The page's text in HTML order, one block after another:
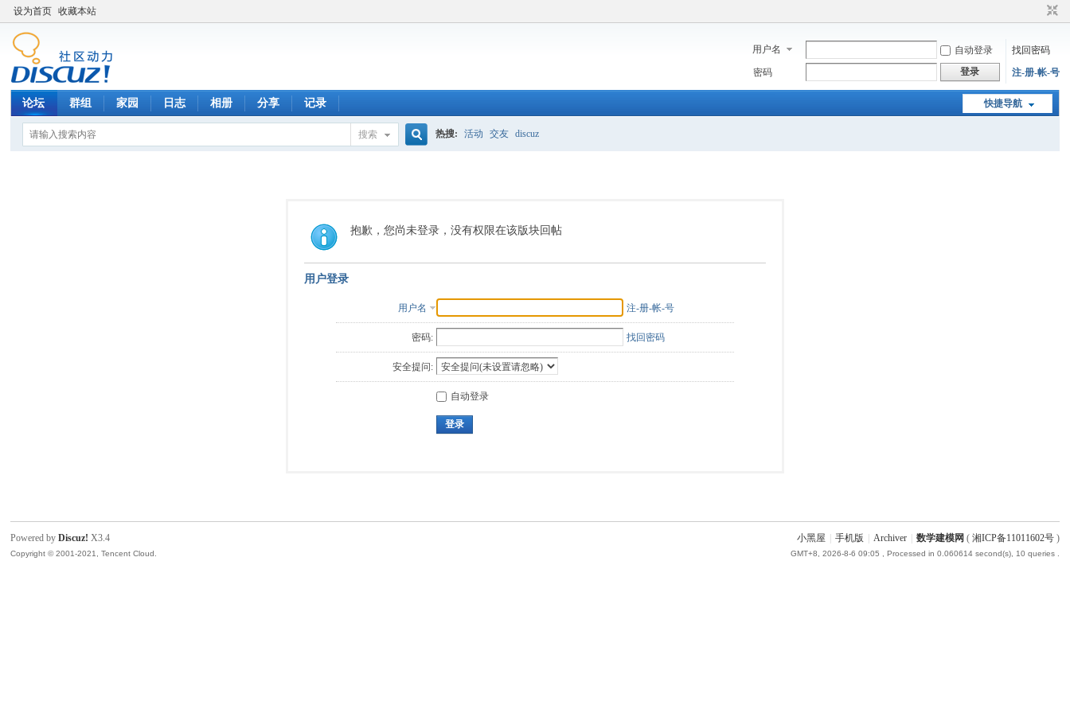
设为首页 收藏本站
用户名 自动登录
找回密码
密码
登录 注-册-帐-号
快捷导航
论坛 群组 家园 日志 相册 分享 记录
搜索
索
热搜: 活动 交友 discuz
抱歉，您尚未登录，没有权限在该版块回帖
用户登录
用户名 注-册-帐-号
密码: 找回密码
安全提问:
自动登录
登录
小黑屋 手机版 Archiver 数学建模网 ( 湘ICP备11011602号)
GMT+8, 2026-8-6 09:05 , Processed in 0.060614 second(s), 10 queries .
Powered byDiscuz! X3.4
Copyright © 2001-2021, Tencent Cloud.